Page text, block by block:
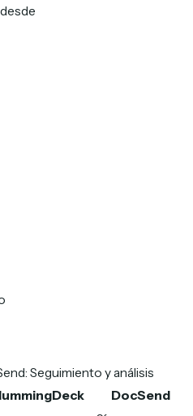
: Seguimiento y análisis
DocSend